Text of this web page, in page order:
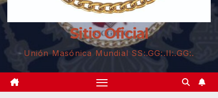
Sitio Oficial
Unión Masónica Mundial SS:.GG:.II:.GG:.